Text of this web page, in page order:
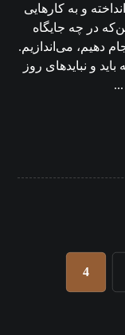
انداخته و به کارهایی
در چه جایگاه
دهیم، می‌اندازیم.
و نبایدهای روز
4